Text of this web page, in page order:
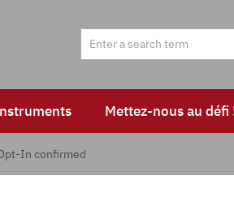
Mettez-nous au défi
In confirmed